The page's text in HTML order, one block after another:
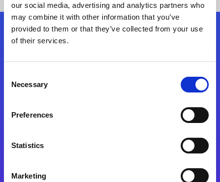
our social media, advertising and analytics partners who
may combine it with other information that you’ve
provided to them or that they’ve collected from your use
of their services.
Selection
Necessary
Preferences
Statistics
Marketing
Siga-nos